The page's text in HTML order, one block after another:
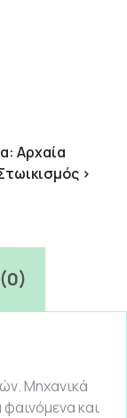
Αρχαία
>
Μηχανικά
και